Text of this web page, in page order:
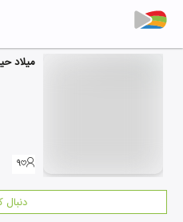
میلاد
۹